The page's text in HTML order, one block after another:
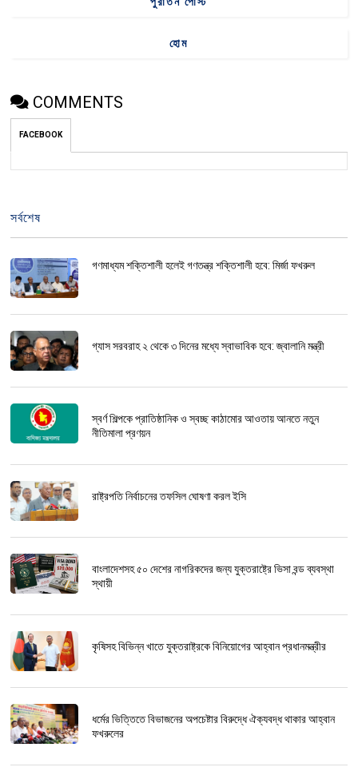
হোম
COMMENTS
FACEBOOK
সর্বশেষ
গণমাধ্যম শক্তিশালী হলেই গণতন্ত্র শক্তিশালী হবে: মির্জা ফখরুল
গ্যাস সরবরাহ ২ থেকে ৩ দিনের মধ্যে স্বাভাবিক হবে: জ্বালানি মন্ত্রী
স্বর্ণ শিল্পকে প্রাতিষ্ঠানিক ও স্বচ্ছ কাঠামোর আওতায় আনতে নতুন
নীতিমালা প্রণয়ন
রাষ্ট্রপতি নির্বাচনের তফসিল ঘোষণা করল ইসি
বাংলাদেশসহ ৫০ দেশের নাগরিকদের জন্য যুক্তরাষ্ট্রে ভিসা বন্ড ব্যবস্থা
স্থায়ী
কৃষিসহ বিভিন্ন খাতে যুক্তরাষ্ট্রকে বিনিয়োগের আহ্বান প্রধানমন্ত্রীর
ধর্মের ভিত্তিতে বিভাজনের অপচেষ্টার বিরুদ্ধে ঐক্যবদ্ধ থাকার আহ্বান
ফখরুলের